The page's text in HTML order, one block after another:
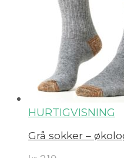
HURTIGVISNING
Grå sokker –